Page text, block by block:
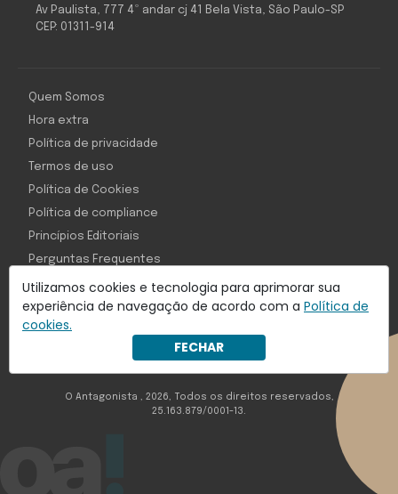
Utilizamos cookies e tecnologia para aprimorar sua
experiência de navegação de acordo com a Política de
cookies.
FECHAR
Av Paulista, 777 4º andar cj 41 Bela Vista, São Paulo-SP
CEP: 01311-914
Com inteligência e tecnologia:
Object1ve - Marketing Solution
Quem Somos
Hora extra
Política de privacidade
Termos de uso
Política de Cookies
Política de compliance
Princípios Editoriais
Perguntas Frequentes
O Antagonista , 2026, Todos os direitos reservados,
25.163.879/0001-13.